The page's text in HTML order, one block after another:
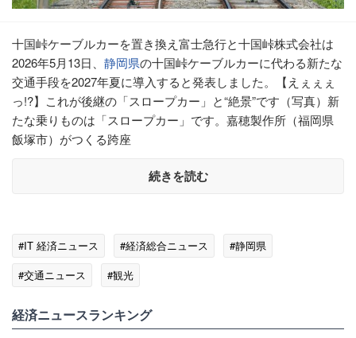
十国峠ケーブルカーを置き換え富士急行と十国峠株式会社は
2026年5月13日、 静岡県の十国峠ケーブルカーに代わる新たな
交通手段を2027年夏に導入すると発表しました。【えぇぇぇ
っ!?】これが後継の「スロープカー」と“絶景”です（写真）新
たな乗りものは「スロープカー」です。嘉穂製作所（福岡県
飯塚市）がつくる跨座
続きを読む
#IT 経済ニュース #経済総合ニュース
#静岡県
#交通ニュース
#観光
経済ニュースランキング